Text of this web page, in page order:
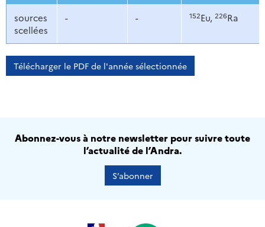
sources
scellées
- - 152Eu, 226Ra
Télécharger le PDF de l'année sélectionnée
Abonnez-vous à notre newsletter pour suivre toute
l’actualité de l’Andra.
S’abonner